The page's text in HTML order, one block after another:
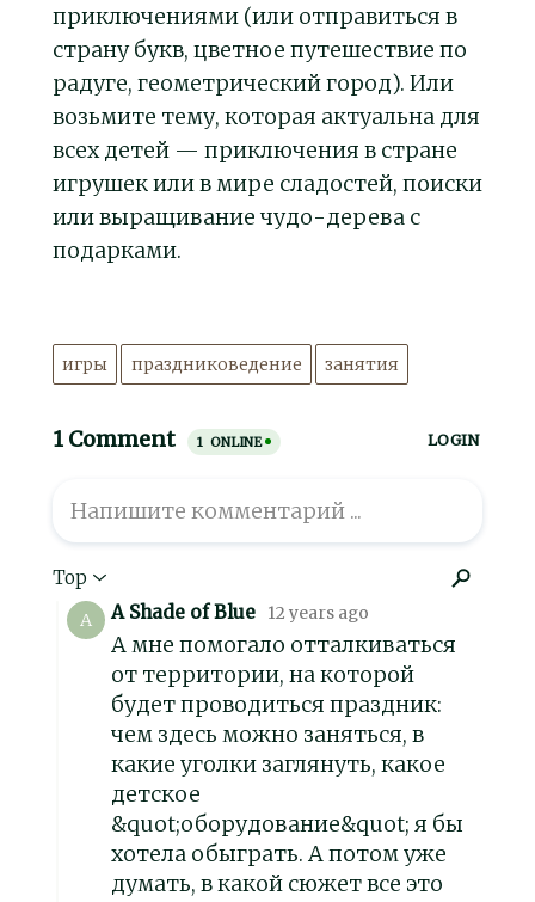
приключениями (или отправиться в
страну букв, цветное путешествие по
радуге, геометрический город). Или
возьмите тему, которая актуальна для
всех детей — приключения в стране
игрушек или в мире сладостей, поиски
или выращивание чудо-дерева с
подарками.
игры праздниковедение занятия